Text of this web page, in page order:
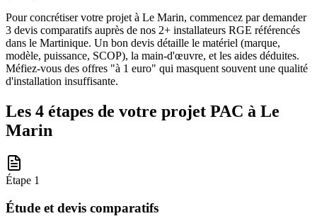
Pour concrétiser votre projet à Le Marin, commencez par demander
3 devis comparatifs auprès de nos 2+ installateurs RGE référencés
dans le Martinique. Un bon devis détaille le matériel (marque,
modèle, puissance, SCOP), la main-d'œuvre, et les aides déduites.
Méfiez-vous des offres "à 1 euro" qui masquent souvent une qualité
d'installation insuffisante.
Les 4 étapes de votre projet PAC à Le
Marin
Étape 1
Étude et devis comparatifs